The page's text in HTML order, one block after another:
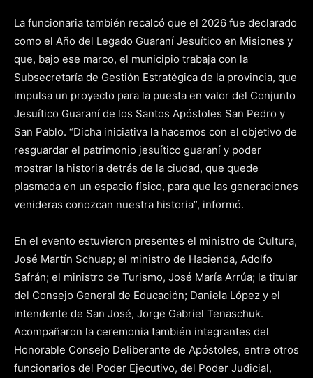
La funcionaria también recalcó que el 2026 fue declarado
como el Año del Legado Guaraní Jesuítico en Misiones y
que, bajo ese marco, el municipio trabaja con la
Subsecretaría de Gestión Estratégica de la provincia, que
impulsa un proyecto para la puesta en valor del Conjunto
Jesuítico Guaraní de los Santos Apóstoles San Pedro y
San Pablo. “Dicha iniciativa la hacemos con el objetivo de
resguardar el patrimonio jesuítico guaraní y poder
mostrar la historia detrás de la ciudad, que quede
plasmada en un espacio físico, para que las generaciones
venideras conozcan nuestra historia”, informó.
En el evento estuvieron presentes el ministro de Cultura,
José Martín Schuap; el ministro de Hacienda, Adolfo
Safrán; el ministro de Turismo, José María Arrúa; la titular
del Consejo General de Educación; Daniela López y el
intendente de San José, Jorge Gabriel Tenaschuk.
Acompañaron la ceremonia también integrantes del
Honorable Consejo Deliberante de Apóstoles, entre otros
funcionarios del Poder Ejecutivo, del Poder Judicial,